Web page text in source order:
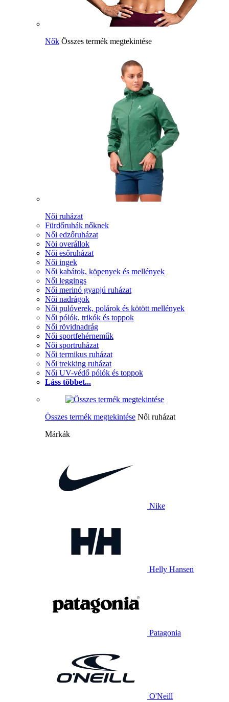
Nők Összes termék megtekintése
Női ruházat
Fürdőruhák nőknek
Női edzőruházat
Nöi overállok
Női esőruházat
Női ingek
Női kabátok, köpenyek és mellények
Női leggings
Női merinó gyapjú ruházat
Női nadrágok
Női pulóverek, polárok és kötött mellények
Női pólók, trikók és toppok
Női rövidnadrág
Női sportfehérneműk
Női sportruházat
Női termikus ruházat
Női trekking ruházat
Női UV-védő pólók és toppok
Láss többet...
Összes termék megtekintése Női ruházat
Márkák
Nike
Helly Hansen
Patagonia
O'Neill